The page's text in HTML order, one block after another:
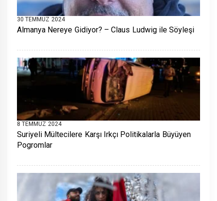
30 TEMMUZ 2024
Almanya Nereye Gidiyor? – Claus Ludwig ile Söyleşi
8 TEMMUZ 2024
Suriyeli Mültecilere Karşı Irkçı Politikalarla Büyüyen
Pogromlar